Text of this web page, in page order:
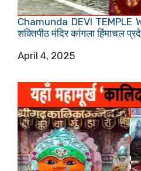
Chamunda DEVI TEMPLE
शक्तिपीठ मंदिर कांगला हिंमाचल
Date
April 4, 2025